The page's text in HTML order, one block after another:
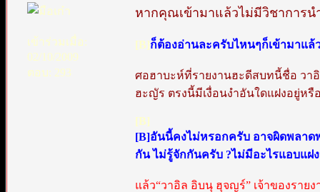
เข้าร่วมเมื่อ:
02/10/2009
ตอบ: 293
หากคุณเข้ามาแล้วไม่มีวิชาการน
[B]ก็ต้องอ่านละครับไหนๆก็เข้ามาแล้
ศอฮาบะห์ที่รายงานฮะดีสบทนี้ชื่อ วาอิ
ฮะญัร ตรงนี้มีเงื่อนงำอันใดแฝงอยู่หรื
[B]
[B]อันนี้คงไม่หรอกครับ อาจผิดพลาด
กัน ไม่รู้จักกันครับ ?ไม่มีอะไรแอบแฝ
แล้ว“วาอิล อิบนุ ฮุจญร์” เจ้าของราย